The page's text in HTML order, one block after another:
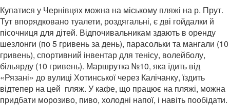
Купатися у Чернівцях можна на міському пляжі на р. Прут.
Тут впорядковано туалети, роздягальні, є дві гойдалки й
пісочниця для дітей. Відпочивальникам здають в оренду
шезлонги (по 5 гривень за день), парасольки та мангали (10
гривень), спортивний інвентар для тенісу, волейболу,
більярду (10 гривень). Маршрутка №10, яка їдить від
«Рязані» до вулиці Хотинської через Калічанку, їздить
відтепер на цей пляж. У кафе, що працює на пляжі, можна
придбати морозиво, пиво, холодні напої, і навіть пообідати.